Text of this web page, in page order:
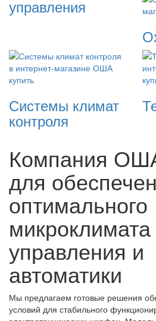
управления
Системы климат
контроля
Компания
для
оптимального
управления и
автоматики
Мы предлагаем готовые решения
условий для стабильного